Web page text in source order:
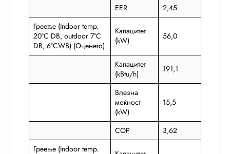
EER
2,45
Греење (Indoor temp.
20°C DB, outdoor 7°C
DB, 6°CWB) (Оценето)
Капацитет
(kW)
56,0
Капацитет
(kBtu/h)
191,1
Влезна
моќност
(kW)
15,5
COP
3,62
Греење (Indoor temp.